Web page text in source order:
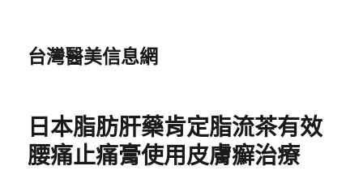
台灣醫美信息網
日本脂肪肝藥肯定脂流茶有效
腰痛止痛膏使用皮膚癬治療